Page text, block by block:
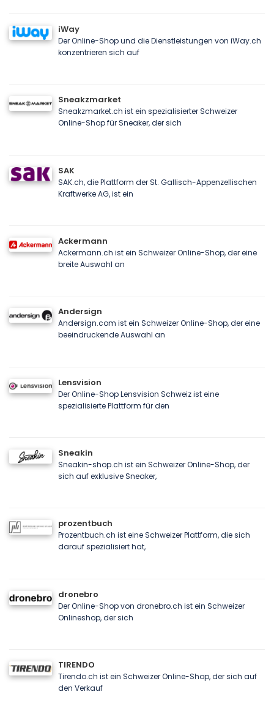
iWay
Der Online-Shop und die Dienstleistungen von iWay.ch
konzentrieren sich auf
Sneakzmarket
Sneakzmarket.ch ist ein spezialisierter Schweizer
Online-Shop für Sneaker, der sich
SAK
SAK.ch, die Plattform der St. Gallisch-Appenzellischen
Kraftwerke AG, ist ein
Ackermann
Ackermann.ch ist ein Schweizer Online-Shop, der eine
breite Auswahl an
Andersign
Andersign.com ist ein Schweizer Online-Shop, der eine
beeindruckende Auswahl an
Lensvision
Der Online-Shop Lensvision Schweiz ist eine
spezialisierte Plattform für den
Sneakin
Sneakin-shop.ch ist ein Schweizer Online-Shop, der
sich auf exklusive Sneaker,
prozentbuch
Prozentbuch.ch ist eine Schweizer Plattform, die sich
darauf spezialisiert hat,
dronebro
Der Online-Shop von dronebro.ch ist ein Schweizer
Onlineshop, der sich
TIRENDO
Tirendo.ch ist ein Schweizer Online-Shop, der sich auf
den Verkauf